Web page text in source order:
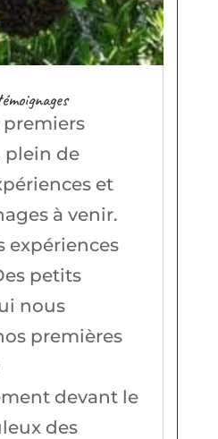
plein de
et
à venir.
expériences
petits
nous
premières
devant le
des